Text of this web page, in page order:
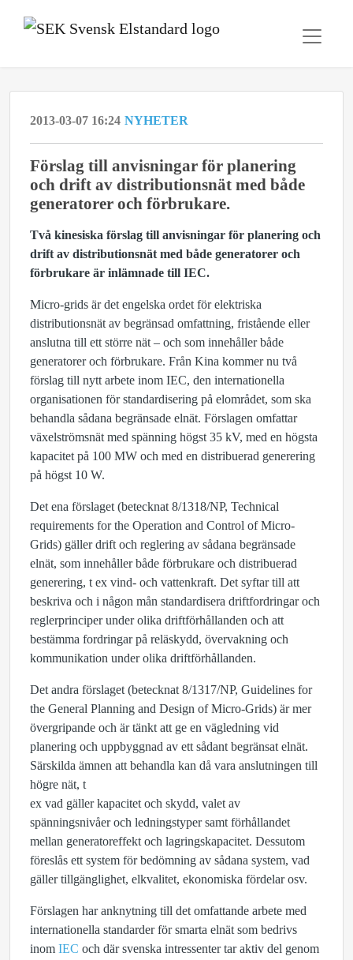
2013-03-07 16:24 NYHETER
Förslag till anvisningar för planering
och drift av distributionsnät med både
generatorer och förbrukare.
Två kinesiska förslag till anvisningar för planering och
drift av distributionsnät med både generatorer och
förbrukare är inlämnade till IEC.
Micro-grids är det engelska ordet för elektriska
distributionsnät av begränsad omfattning, fristående eller
anslutna till ett större nät – och som innehåller både
generatorer och förbrukare. Från Kina kommer nu två
förslag till nytt arbete inom IEC, den internationella
organisationen för standardisering på elområdet, som ska
behandla sådana begränsade elnät. Förslagen omfattar
växelströmsnät med spänning högst 35 kV, med en högsta
kapacitet på 100 MW och med en distribuerad generering
på högst 10 W.
Det ena förslaget (betecknat 8/1318/NP, Technical
requirements for the Operation and Control of Micro-
Grids) gäller drift och reglering av sådana begränsade
elnät, som innehåller både förbrukare och distribuerad
generering, t ex vind- och vattenkraft. Det syftar till att
beskriva och i någon mån standardisera driftfordringar och
reglerprinciper under olika driftförhållanden och att
bestämma fordringar på reläskydd, övervakning och
kommunikation under olika driftförhållanden.
Det andra förslaget (betecknat 8/1317/NP, Guidelines for
the General Planning and Design of Micro-Grids) är mer
övergripande och är tänkt att ge en vägledning vid
planering och uppbyggnad av ett sådant begränsat elnät.
Särskilda ämnen att behandla kan då vara anslutningen till
högre nät, t
ex vad gäller kapacitet och skydd, valet av
spänningsnivåer och ledningstyper samt förhållandet
mellan generatoreffekt och lagringskapacitet. Dessutom
föreslås ett system för bedömning av sådana system, vad
gäller tillgänglighet, elkvalitet, ekonomiska fördelar osv.
Förslagen har anknytning till det omfattande arbete med
internationella standarder för smarta elnät som bedrivs
inom IEC och där svenska intressenter tar aktiv del genom